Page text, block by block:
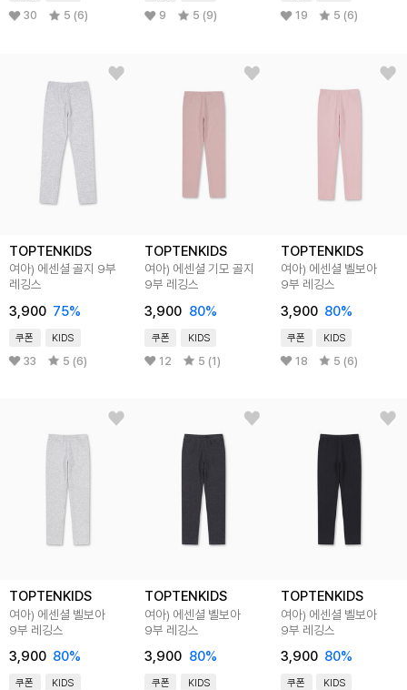
30 5 (6) 9 5 (9) 19 5 (6)
TOPTENKIDS
여아) 에센셜 골지 9부
레깅스
3,900 75%
쿠폰 KIDS
33 5 (6)
TOPTENKIDS
여아) 에센셜 기모 골지
9부 레깅스
3,900 80%
쿠폰 KIDS
12 5 (1)
TOPTENKIDS
여아) 에센셜 벨보아
9부 레깅스
3,900 80%
쿠폰 KIDS
18 5 (6)
TOPTENKIDS
여아) 에센셜 벨보아
9부 레깅스
3,900 80%
쿠폰 KIDS
TOPTENKIDS
여아) 에센셜 벨보아
9부 레깅스
3,900 80%
쿠폰 KIDS
TOPTENKIDS
여아) 에센셜 벨보아
9부 레깅스
3,900 80%
쿠폰 KIDS